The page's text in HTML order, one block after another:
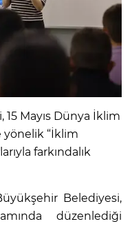
Mayıs Dünya İklim
yönelik “İklim
farkındalık
Belediyesi,
düzenlediği